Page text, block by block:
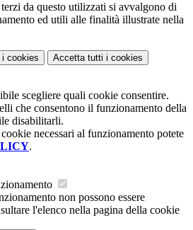
da questo utilizzati si avvalgono di
ed utili alle finalità illustrate nella
i cookies Accetta tutti i cookies
scegliere quali cookie consentire.
che consentono il funzionamento della
disabilitarli.
necessari al funzionamento potete
.
non possono essere
l'elenco nella pagina della cookie